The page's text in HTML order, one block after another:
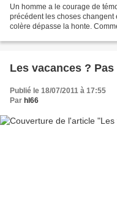
Un homme a le courage de
précédent les choses changent
colère dépasse la honte.
Les vacances ?
Publié le 18/07/2011 à 17:55
Par hl66